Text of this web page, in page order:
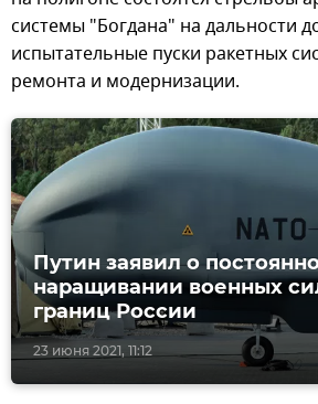
системы "Богдана" на дальности
испытательные пуски ракетных
ремонта и модернизации.
23 июня 2021, 11:12
Путин заявил о
наращивании военных
границ России